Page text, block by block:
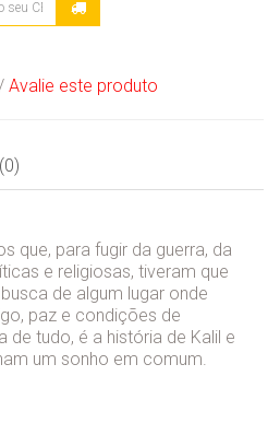
Avalie este produto
que, para fugir da guerra, da
e religiosas, tiveram que
de algum lugar onde
paz e condições de
de tudo, é a história de Kalil e
um sonho em comum.